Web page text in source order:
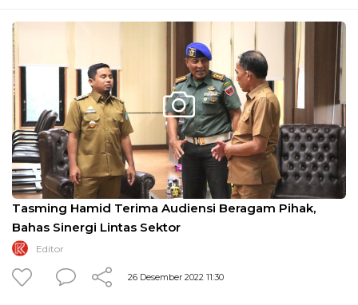
Tasming Hamid Terima Audiensi Beragam Pihak,
Bahas Sinergi Lintas Sektor
Editor
26 Desember 2022 11:30